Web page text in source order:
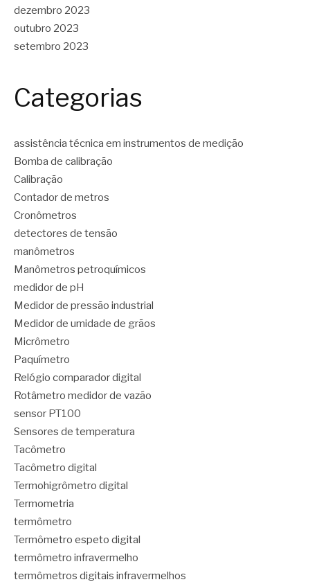
dezembro 2023
outubro 2023
setembro 2023
Categorias
assistência técnica em instrumentos de medição
Bomba de calibração
Calibração
Contador de metros
Cronômetros
detectores de tensão
manômetros
Manômetros petroquímicos
medidor de pH
Medidor de pressão industrial
Medidor de umidade de grãos
Micrômetro
Paquímetro
Relógio comparador digital
Rotâmetro medidor de vazão
sensor PT100
Sensores de temperatura
Tacômetro
Tacômetro digital
Termohigrômetro digital
Termometria
termômetro
Termômetro espeto digital
termômetro infravermelho
termômetros digitais infravermelhos